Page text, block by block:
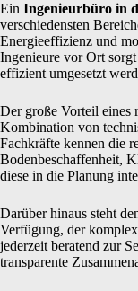
Ein Ingenieurbüro in
verschiedensten
Energieeffizienz und
Ingenieure vor Ort
effizient umgesetzt
Der große Vorteil eines
Kombination von
Fachkräfte kennen die
Bodenbeschaffenheit,
diese in die Planung
Darüber hinaus steht
Verfügung, der
jederzeit beratend zur
transparente